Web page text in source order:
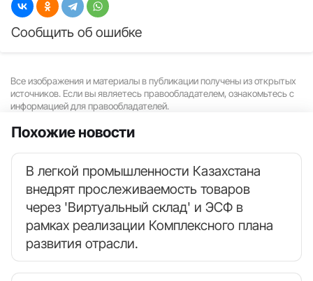
Сообщить об ошибке
Все изображения и материалы в публикации получены из открытых
источников. Если вы являетесь правообладателем, ознакомьтесь с
информацией для правообладателей.
Похожие новости
В легкой промышленности Казахстана
внедрят прослеживаемость товаров
через 'Виртуальный склад' и ЭСФ в
рамках реализации Комплексного плана
развития отрасли.